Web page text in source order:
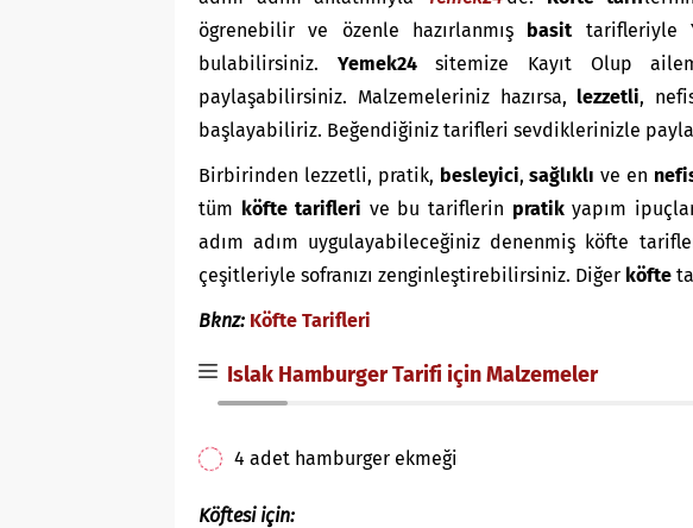
ögrenebilir ve özenle hazırlanmış basittarifleriyle
bulabilirsiniz. Yemek24sitemize Kayıt Olup
paylaşabilirsiniz. Malzemeleriniz hazırsa,lezzetli,
başlayabiliriz. Beğendiğiniz tarifleri sevdiklerinizle
Birbirinden lezzetli, pratik, besleyici,sağlıklı ve en
tüm köfte tarifleri ve bu tariflerin pratikyapım
adım adım uygulayabileceğiniz denenmiş köfte
çeşitleriyle sofranızı zenginleştirebilirsiniz. Diğer köfte
Bknz: Köfte Tarifleri
Islak Hamburger Tarifi için Malzemeler
4 adet hamburger ekmeği
Köftesi için: